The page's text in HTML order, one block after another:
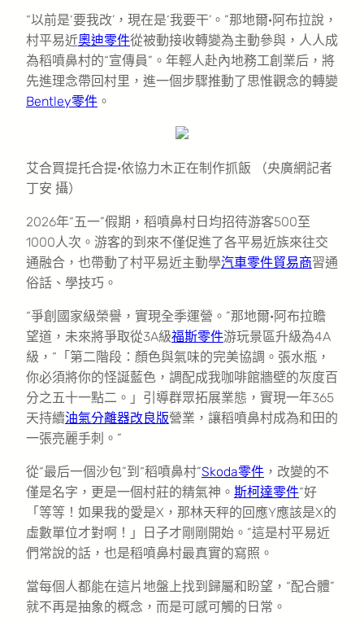
“以前是‘要我改’，現在是‘我要干’。”那地爾·阿布拉說，
村平易近奧迪零件從被動接收轉變為主動參與，人人成
為稻噴鼻村的“宣傳員”。年輕人赴內地務工創業后，將
先進理念帶回村里，進一個步驟推動了思惟觀念的轉變
Bentley零件 。
艾合買提托合提·依協力木正在制作抓飯 （央廣網記者
丁安 攝）
2026年“五一”假期，稻噴鼻村日均招待游客500至
1000人次。游客的到來不僅促進了各平易近族來往交
通融合，也帶動了村平易近主動學汽車零件貿易商習通
俗話、學技巧。
“爭創國家級榮譽，實現全季運營。”那地爾·阿布拉瞻
望道，未來將爭取從3A級福斯零件游玩景區升級為4A
級，“「第二階段：顏色與氣味的完美協調。張水瓶，
你必須將你的怪誕藍色，調配成我咖啡館牆壁的灰度百
分之五十一點二。」引導群眾拓展業態，實現一年365
天持續油氣分離器改良版營業，讓稻噴鼻村成為和田的
一張亮麗手刺。”
從“最后一個沙包”到“稻噴鼻村”Skoda零件 ，改變的不
僅是名字，更是一個村莊的精氣神。 斯柯達零件“好
「等等！如果我的愛是X，那林天秤的回應Y應該是X的
虛數單位才對啊！」日子才剛剛開始。”這是村平易近
們常說的話，也是稻噴鼻村最真實的寫照。
當每個人都能在這片地盤上找到歸屬和盼望，“配合體”
就不再是抽象的概念，而是可感可觸的日常。